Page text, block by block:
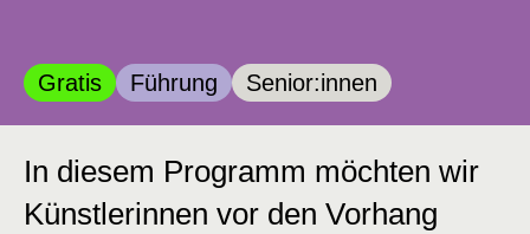
Kategorie:
Gratis Kategorie:
Führung Kategorie:
Senior:innen
In diesem Programm möchten wir
Künstlerinnen vor den Vorhang